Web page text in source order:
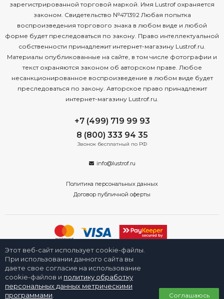
зарегистрированной торговой маркой. Имя Lustrof охраняется
законом. Свидетельство №471392 Любая попытка
воспроизведения торгового знака в любом виде и любой
форме будет преследоваться по закону. Право интеллектуальной
собственности принадлежит интернет-магазину Lustrof.ru.
Материалы опубликованные на сайте, в том числе фотографии и
текст охраняются законом об авторском праве. Любое
несанкционированное воспроизведение в любом виде будет
преследоваться по закону. Авторское право принадлежит
интернет-магазину Lustrof.ru.
+7 (499) 719 99 93
8 (800) 333 94 35
Звонок бесплатный по РФ
info@lustrof.ru
Политика персональных данных
Договор публичной оферты
2008-2026 © Интернет-магазин «Люстроф» в Новосибирске - приборы
освещения для дома и улицы. Все права защищены.
Этот веб-сайт использует cookie-файлы.
При использовании данного сайта вы
даете свое согласие на использование
cookie-файлов и политику обработку
персональных данных метрическими
программами
Соглашаюсь